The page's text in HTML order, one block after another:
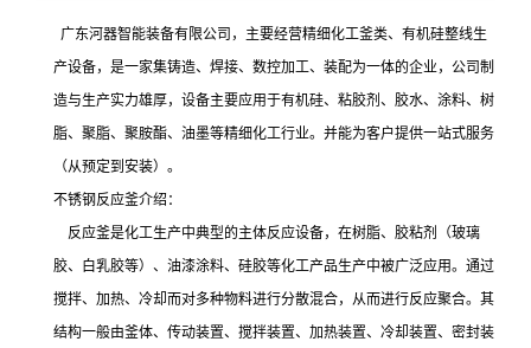
广东河器智能装备有限公司 ， 主要经营精细化工釜类、有机硅整线生
产设备，是一家集铸造、焊接、数控加工、装配为一体的企业，公司制
造与生产实力雄厚， 设备主要应用于有机硅、 粘胶剂、 胶水、涂料、 树
脂、聚脂、聚胺酯、油墨等精细化工行业。并能为客户提供一站式服务
（从预定到安装） 。
不锈钢反应釜介绍：
反应釜是化工生产中典型的主体反应设备，在树脂、胶粘剂（玻璃
胶、白乳胶等）、油漆涂料、硅胶等化工产品生产中被广泛应用。通过
搅拌、加热、冷却而对多种物料进行分散混合，从而进行反应聚合。其
结构一般由釜体、传动装置、搅拌装置、加热装置、冷却装置、密封装